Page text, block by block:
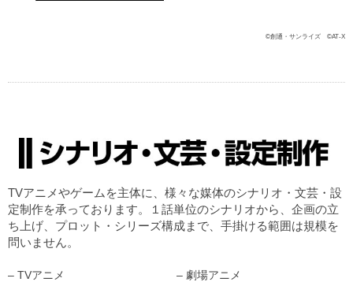
©創通・サンライズ ©AT-X
TVアニメやゲームを主体に、様々な媒体のシナリオ・文芸・設
定制作を承っております。１話単位のシナリオから、企画の立
ち上げ、プロット・シリーズ構成まで、手掛ける範囲は規模を
問いません。
– TVアニメ
– 劇場アニメ